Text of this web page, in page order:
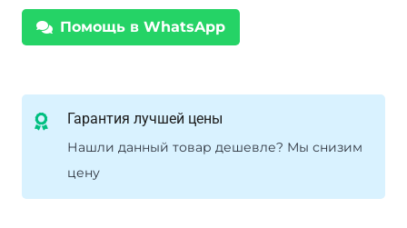
10мм
Помощь в WhatsApp
Гарантия лучшей цены
Нашли данный товар дешевле? Мы снизим
цену